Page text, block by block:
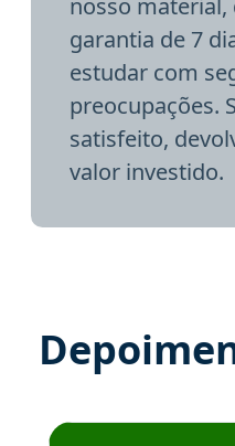
garantia de 7
estudar com
preocupações.
satisfeito,
valor investido.
Estudante José